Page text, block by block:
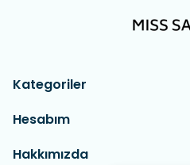
Kategoriler
Hesabım
Hakkımızda